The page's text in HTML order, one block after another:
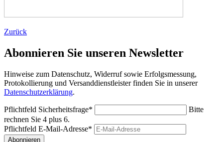
Zurück
Abonnieren Sie unseren Newsletter
Hinweise zum Datenschutz, Widerruf sowie Erfolgsmessung,
Protokollierung und Versanddienstleister finden Sie in unserer
Datenschutzerklärung.
Pflichtfeld Sicherheitsfrage*
Bitte
rechnen Sie 4 plus 6.
Pflichtfeld E-Mail-Adresse*
Abonnieren